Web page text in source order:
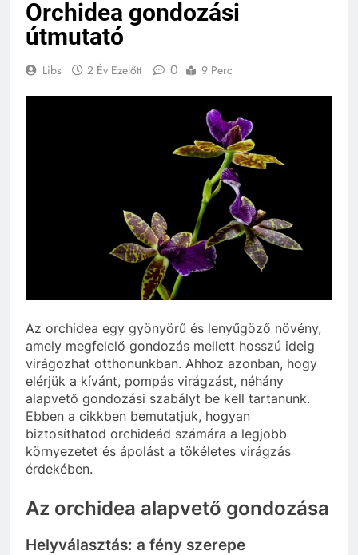
Orchidea gondozási
útmutató
Libs 2 Év Ezelőtt 0 9 Perc
Az orchidea egy gyönyörű és lenyűgöző növény,
amely megfelelő gondozás mellett hosszú ideig
virágozhat otthonunkban. Ahhoz azonban, hogy
elérjük a kívánt, pompás virágzást, néhány
alapvető gondozási szabályt be kell tartanunk.
Ebben a cikkben bemutatjuk, hogyan
biztosíthatod orchideád számára a legjobb
környezetet és ápolást a tökéletes virágzás
érdekében.
Az orchidea alapvető gondozása
Helyválasztás: a fény szerepe